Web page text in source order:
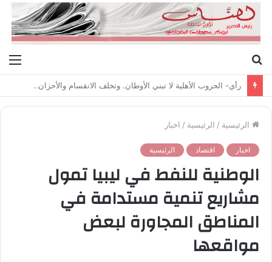
عن
رأي- الحروب الأهلية لا تبني الأوطان. وتخلف الانقسام والأحزان..
الرئيسية / الرئيسية / اخبار
اخبار اقتصاد الرئيسية
الوطنية للنفط في ليبيا تمول
مشاريع تنمية مستدامة في
المناطق المجاورة لبعض
مواقعها